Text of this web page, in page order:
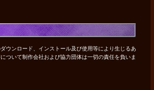
ウンロード、インストール及び使用等により生じるあ
ついて制作会社および協力団体は一切の責任を負いま